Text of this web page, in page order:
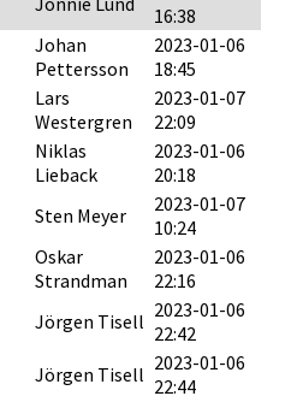
16:38
Johan
Pettersson
2023-01-06
18:45
Lars
Westergren
2023-01-07
22:09
Niklas
Lieback
2023-01-06
20:18
Sten Meyer
2023-01-07
10:24
Oskar
Strandman
2023-01-06
22:16
Jörgen Tisell 2023-01-06
22:42
Jörgen Tisell 2023-01-06
22:44